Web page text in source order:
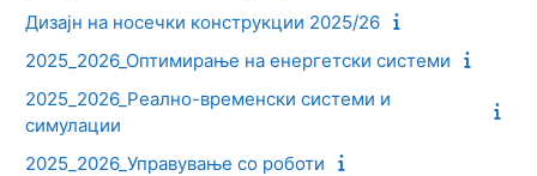
Дизајн на носечки конструкции 2025/26
2025_2026_Оптимирање на енергетски системи
2025_2026_Реално-временски системи и
симулации
2025_2026_Управување со роботи